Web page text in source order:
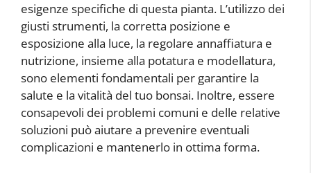
esigenze specifiche di questa pianta. L’utilizzo dei
giusti strumenti, la corretta posizione e
esposizione alla luce, la regolare annaffiatura e
nutrizione, insieme alla potatura e modellatura,
sono elementi fondamentali per garantire la
salute e la vitalità del tuo bonsai. Inoltre, essere
consapevoli dei problemi comuni e delle relative
soluzioni può aiutare a prevenire eventuali
complicazioni e mantenerlo in ottima forma.